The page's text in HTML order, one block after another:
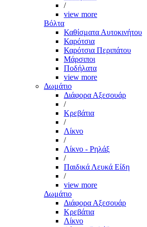
/
view more
Βόλτα
Καθίσματα Αυτοκινήτου
Καρότσια
Καρότσια Περιπάτου
Μάρσιποι
Ποδήλατα
view more
Δωμάτιο
Διάφορα Αξεσουάρ
/
Κρεβάτια
/
Λίκνο
/
Λίκνο - Ρηλάξ
/
Παιδικά Λευκά Είδη
/
view more
Δωμάτιο
Διάφορα Αξεσουάρ
Κρεβάτια
Λίκνο